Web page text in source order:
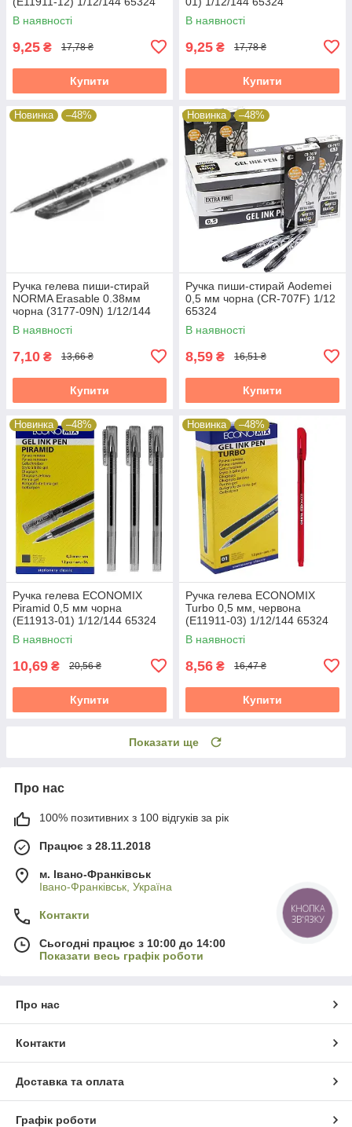
В наявності
9,25 ₴ 17,78 ₴
Купити
В наявності
9,25 ₴ 17,78 ₴
Купити
Новинка –48%
Ручка гелева пиши-стирай
NORMA Erasable 0.38мм
чорна (3177-09N) 1/12/144
65324
В наявності
7,10 ₴ 13,66 ₴
Купити
Новинка –48%
Ручка пиши-стирай Aodemei
0,5 мм чорна (CR-707F) 1/12
65324
В наявності
8,59 ₴ 16,51 ₴
Купити
Новинка –48%
Ручка гелева ECONOMIX
Piramid 0,5 мм чорна
(E11913-01) 1/12/144 65324
В наявності
10,69 ₴ 20,56 ₴
Купити
Новинка –48%
Ручка гелева ECONOMIX
Turbo 0,5 мм, червона
(E11911-03) 1/12/144 65324
В наявності
8,56 ₴ 16,47 ₴
Купити
Показати ще
Про нас
100% позитивних з 100 відгуків за рік
Працює з 28.11.2018
м. Івано-Франківськ
Івано-Франківськ, Україна
Контакти
Сьогодні працює з 10:00 до 14:00
Показати весь графік роботи
Про нас
Контакти
Доставка та оплата
Графік роботи
КНОПКА
ЗВ'ЯЗКУ